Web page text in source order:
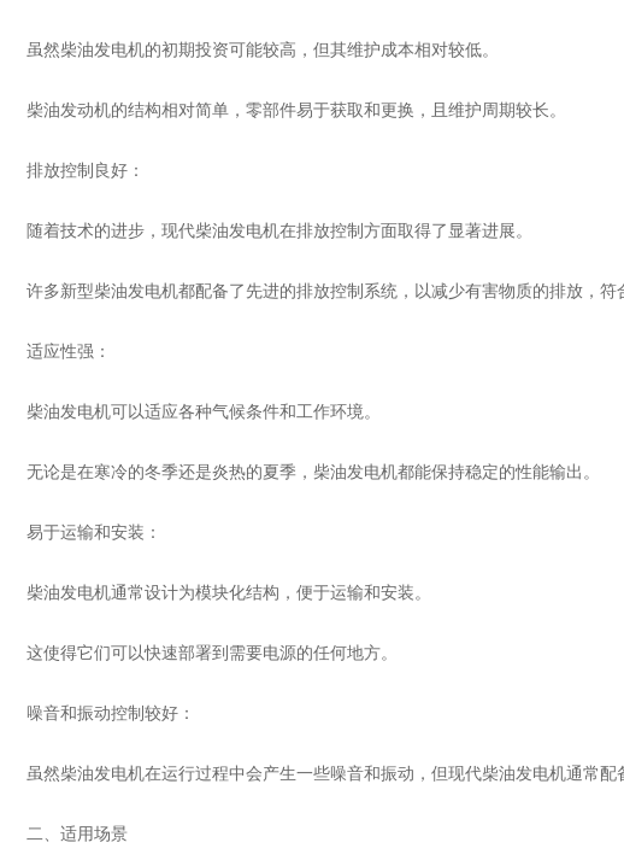
虽然柴油发电机的初期投资可能较高，但其维护成本相对较低。
柴油发动机的结构相对简单，零部件易于获取和更换，且维护周期较长。
排放控制良好：
随着技术的进步，现代柴油发电机在排放控制方面取得了显著进展。
许多新型柴油发电机都配备了先进的排放控制系统，以减少有害物质的排放，符
适应性强：
柴油发电机可以适应各种气候条件和工作环境。
无论是在寒冷的冬季还是炎热的夏季，柴油发电机都能保持稳定的性能输出。
易于运输和安装：
柴油发电机通常设计为模块化结构，便于运输和安装。
这使得它们可以快速部署到需要电源的任何地方。
噪音和振动控制较好：
虽然柴油发电机在运行过程中会产生一些噪音和振动，但现代柴油发电机通常配
二、适用场景